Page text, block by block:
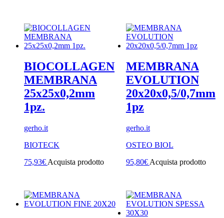
BIOCOLLAGEN
MEMBRANA
25x25x0,2mm
1pz.
gerho.it
BIOTECK
75,93€ Acquista prodotto
MEMBRANA
EVOLUTION
20x20x0,5/0,7mm
1pz
gerho.it
OSTEO BIOL
95,80€ Acquista prodotto